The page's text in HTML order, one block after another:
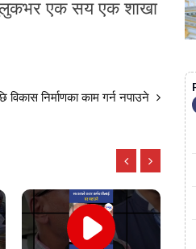
एक सय एक शाखा
विकास निर्माणका काम गर्न नपाउने